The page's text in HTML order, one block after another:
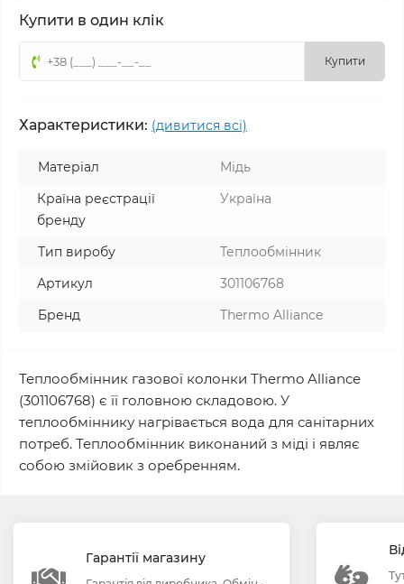
Купити в один клік
Купити
Характеристики: (дивитися всі)
Матеріал
Мідь
Країна реєстрації
бренду
Україна
Тип виробу
Теплообмінник
Артикул
301106768
Бренд
Thermo Alliance
Теплообмінник газової колонки Thermo Alliance
(301106768) є її головною складовою. У
теплообміннику нагрівається вода для санітарних
потреб. Теплообмінник виконаний з міді і являє
собою змійовик з оребренням.
Гарантії магазину